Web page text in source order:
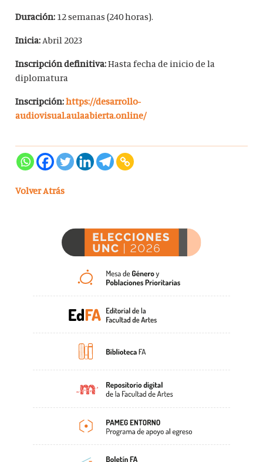
Duración: 12 semanas (240 horas).
Inicia:Abril 2023
Inscripción definitiva:Hasta fecha de inicio de la
diplomatura
Inscripción:https://desarrollo-
audiovisual.aulaabierta.online/
Volver Atrás